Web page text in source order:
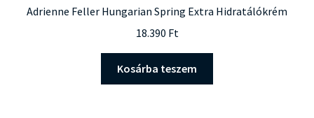
Adrienne Feller Hungarian Spring Extra Hidratálókrém
18.390 Ft
Kosárba teszem